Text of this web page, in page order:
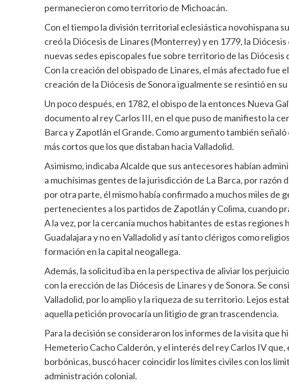
permanecieron como territorio de Michoacán.
Con el tiempo la división territorial eclesiástica novohispana
creó la Diócesis de Linares (Monterrey) y en 1779, la
nuevas sedes episcopales fue sobre territorio de las Diócesis
Con la creación del obispado de Linares, el más afectado fue
creación de la Diócesis de Sonora igualmente se resintió en
Un poco después, en 1782, el obispo de la entonces Nueva
documento al rey Carlos III, en el que puso de manifiesto la
Barca y Zapotlán el Grande. Como argumento también
más cortos que los que distaban hacia Valladolid.
Asimismo, indicaba Alcalde que sus antecesores habían
a muchísimas gentes de la jurisdicción de La Barca, por razón
por otra parte, él mismo había confirmado a muchos miles de
pertenecientes a los partidos de Zapotlán y Colima, cuando
A la vez, por la cercanía muchos habitantes de estas regiones
Guadalajara y no en Valladolid y así tanto clérigos como
formación en la capital neogallega.
Además, la solicitud iba en la perspectiva de aliviar los
con la erección de las Diócesis de Linares y de Sonora. Se
Valladolid, por lo amplio y la riqueza de su territorio. Lejos
aquella petición provocaría un litigio de gran trascendencia.
Para la decisión se consideraron los informes de la visita que
Hemeterio Cacho Calderón, y el interés del rey Carlos IV
borbónicas, buscó hacer coincidir los límites civiles con los
administración colonial.